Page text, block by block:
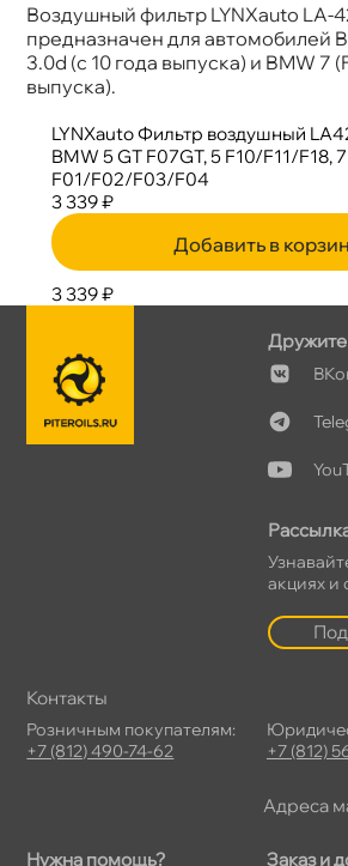
оздушный фильтр LYNXauto LA-
предназначен для автомобилей
3.0d (с 10 года выпуска) и BMW 7
ыпуска).
Бренд
LYNX
Артикул
LA-422
LYNXauto Фильтр воздушный
BMW 5 GT F07GT, 5 F10/F11/F18, 7
F01/F02/F03/F04
3 339 ₽
Добавить в
3 339 ₽
Нужна помощь? Заказ и
Дружите
акциях и
Контакты
Розничным покупателям:
+7 (812) 490-74-62
+7 (812)
Адреса